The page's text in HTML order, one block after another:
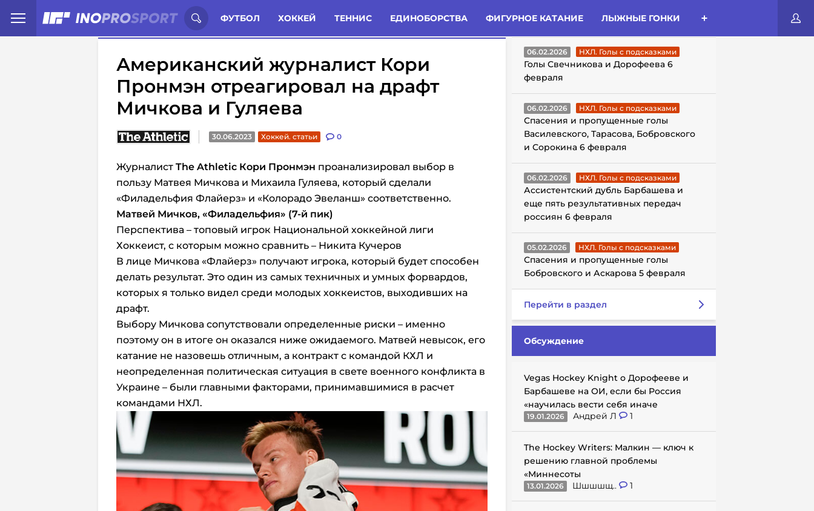
ФУТБОЛ ХОККЕЙ ТЕННИС ЕДИНОБОРСТВА ФИГУРНОЕ КАТАНИЕ ЛЫЖНЫЕ ГОНКИ
Иностранцы о спорте России: Статьи Комменты Новости
Американский журналист Кори
Пронмэн отреагировал на драфт
Мичкова и Гуляева
30.06.2023 Хоккей. статьи 0
Журналист The Athletic Кори Пронмэн проанализировал выбор в
пользу Матвея Мичкова и Михаила Гуляева, который сделали
«Филадельфия Флайерз» и «Колорадо Эвеланш» соответственно.
Матвей Мичков, «Филадельфия» (7-й пик)
Перспектива – топовый игрок Национальной хоккейной лиги
Хоккеист, с которым можно сравнить – Никита Кучеров
В лице Мичкова «Флайерз» получают игрока, который будет способен
делать результат. Это один из самых техничных и умных форвардов,
которых я только видел среди молодых хоккеистов, выходивших на
драфт.
Выбору Мичкова сопутствовали определенные риски – именно
поэтому он в итоге он оказался ниже ожидаемого. Матвей невысок, его
катание не назовешь отличным, а контракт с командой КХЛ и
неопределенная политическая ситуация в свете военного конфликта в
Украине – были главными факторами, принимавшимися в расчет
командами НХЛ.
ГОЛЫ С ПОДСКАЗКАМИ
06.02.2026 НХЛ. Голы с подсказками
Голы Свечникова и Дорофеева 6
февраля
06.02.2026 НХЛ. Голы с подсказками
Спасения и пропущенные голы
Василевского, Тарасова, Бобровского
и Сорокина 6 февраля
06.02.2026 НХЛ. Голы с подсказками
Ассистентский дубль Барбашева и
еще пять результативных передач
россиян 6 февраля
05.02.2026 НХЛ. Голы с подсказками
Спасения и пропущенные голы
Бобровского и Аскарова 5 февраля
Перейти в раздел
Обсуждение
Vegas Hockey Knight о Дорофееве и
Барбашеве на ОИ, если бы Россия
«научилась вести себя иначе
19.01.2026 Андрей Л 1
The Hockey Writers: Малкин — ключ к
решению главной проблемы
«Миннесоты
13.01.2026 Шшшшщ.. 1